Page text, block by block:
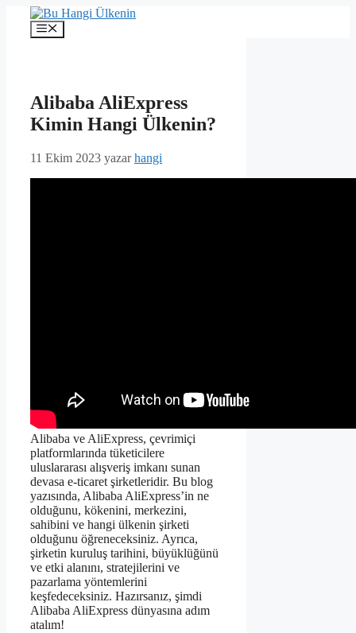
İçeriğe
Menü
Alibaba AliExpress
Kimin Hangi Ülkenin?
11 Ekim 2023 yazarhangi
Alibaba ve AliExpress, çevrimiçi
platformlarında tüketicilere
uluslararası alışveriş imkanı sunan
devasa e-ticaret şirketleridir. Bu blog
yazısında, Alibaba AliExpress’in ne
olduğunu, kökenini, merkezini,
sahibini ve hangi ülkenin şirketi
olduğunu öğreneceksiniz. Ayrıca,
şirketin kuruluş tarihini, büyüklüğünü
ve etki alanını, stratejilerini ve
pazarlama yöntemlerini
keşfedeceksiniz. Hazırsanız, şimdi
Alibaba AliExpress dünyasına adım
atalım!